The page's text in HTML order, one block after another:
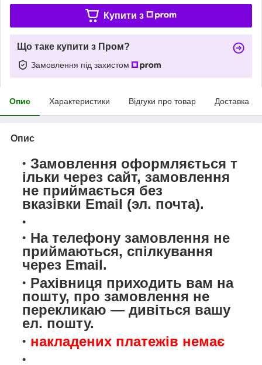
Купити з
Що таке купити з Пром?
Замовлення під захистом
Опис Характеристики Відгуки про товар Доставка
Опис
Замовлення оформляється т
ільки через сайт, замовлення
не приймається без
вказівки Email (эл. почта).
На телефону замовлення не
приймаються, спілкування
через Email.
Рахівниця приходить вам на
пошту, про замовлення не
перекликаю — дивіться вашу
ел. пошту.
накладених платежів немає